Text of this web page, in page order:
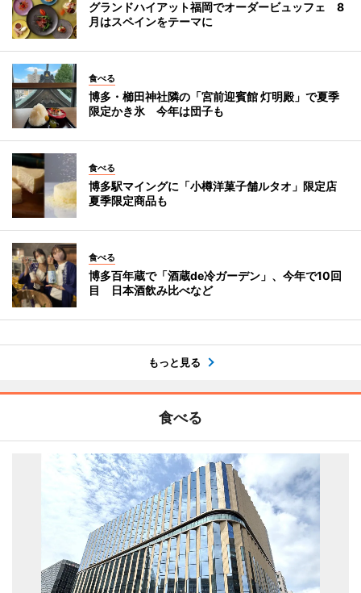
グランドハイアット福岡でオーダービュッフェ 8
月はスペインをテーマに
食べる
博多・櫛田神社隣の「宮前迎賓館 灯明殿」で夏季
限定かき氷 今年は団子も
食べる
博多駅マイングに「小樽洋菓子舗ルタオ」限定店
夏季限定商品も
食べる
博多百年蔵で「酒蔵de冷ガーデン」、今年で10回
目 日本酒飲み比べなど
もっと見る
食べる